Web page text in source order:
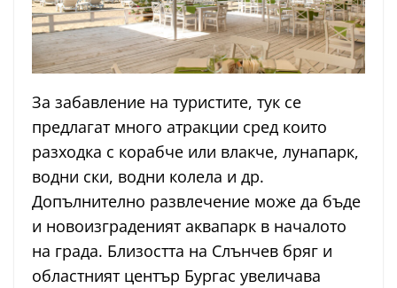
За забавление на туристите, тук се
предлагат много атракции сред които
разходка с корабче или влакче, лунапарк,
водни ски, водни колела и др.
Допълнително развлечение може да бъде
и новоизграденият аквапарк в началото
на града. Близостта на Слънчев бряг и
областният център Бургас увеличава